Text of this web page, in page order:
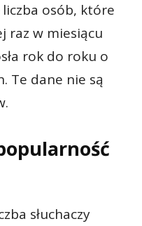
liczba osób, które
raz w miesiącu
rok do roku o
Te dane nie są
słuchaczy